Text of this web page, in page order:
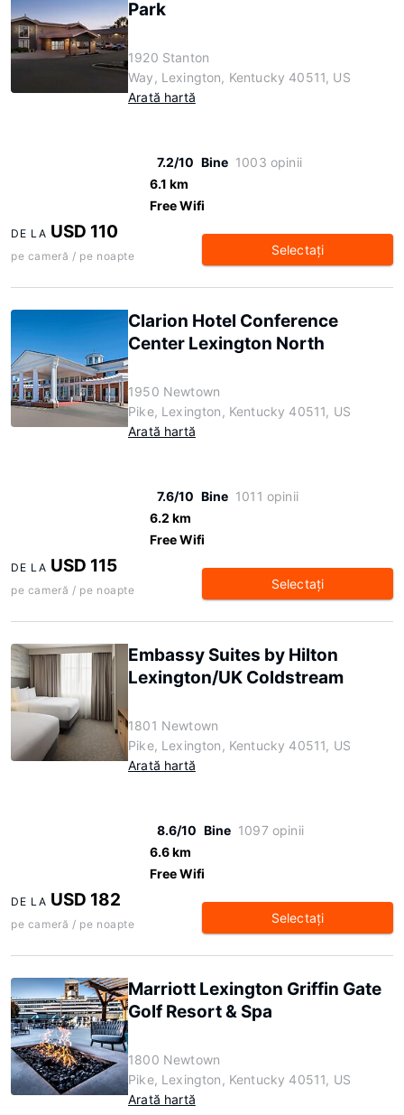
Park
1920 Stanton
Way, Lexington, Kentucky 40511, US
Arată hartă
7.2/10 Bine 1003 opinii
6.1 km
Free Wifi
DE LA USD 110
pe cameră / pe noapte Selectaţi
Clarion Hotel Conference
Center Lexington North
1950 Newtown
Pike, Lexington, Kentucky 40511, US
Arată hartă
7.6/10 Bine 1011 opinii
6.2 km
Free Wifi
DE LA USD 115
pe cameră / pe noapte Selectaţi
Embassy Suites by Hilton
Lexington/UK Coldstream
1801 Newtown
Pike, Lexington, Kentucky 40511, US
Arată hartă
8.6/10 Bine 1097 opinii
6.6 km
Free Wifi
DE LA USD 182
pe cameră / pe noapte Selectaţi
Marriott Lexington Griffin Gate
Golf Resort & Spa
1800 Newtown
Pike, Lexington, Kentucky 40511, US
Arată hartă